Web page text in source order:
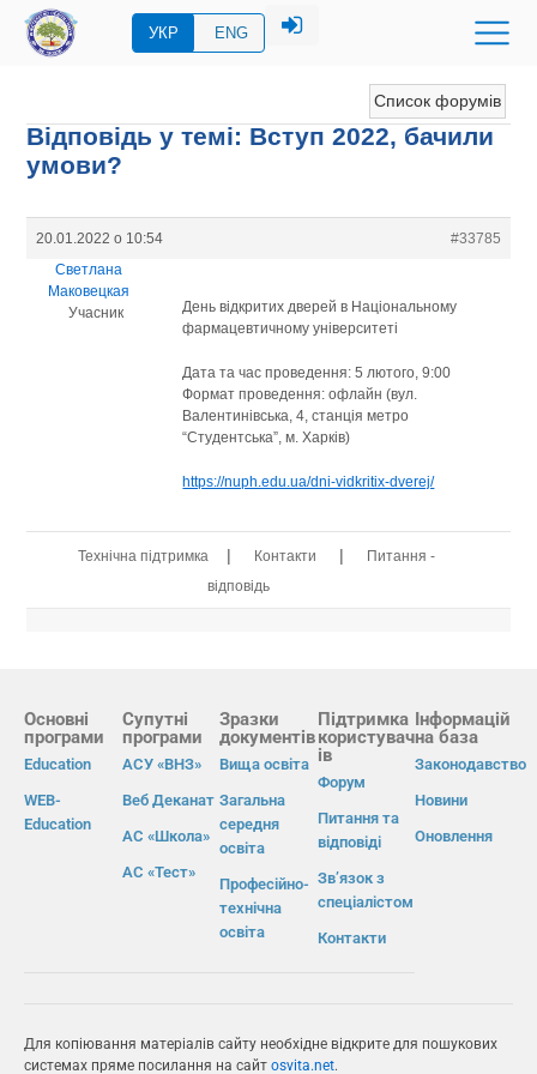
УКР ENG
Список форумів
Відповідь у темі: Вступ 2022, бачили
умови?
20.01.2022 о 10:54
#33785
Светлана
Маковецкая
Учасник
День відкритих дверей в Національному
фармацевтичному університеті
Дата та час проведення: 5 лютого, 9:00
Формат проведення: офлайн (вул.
Валентинівська, 4, станція метро
“Студентська”, м. Харків)
https://nuph.edu.ua/dni-vidkritix-dverej/
Технічна підтримка | Контакти |
Питання -
відповідь
Основні
програми
Education
WEB-
Education
Супутні
програми
АСУ «ВНЗ»
Веб Деканат
АС «Школа»
АС «Тест»
Зразки
документів
Вища освіта
Загальна
середня
освіта
Професійно-
технічна
освіта
Підтримка
користувач
ів
Форум
Питання та
відповіді
Зв’язок з
спеціалістом
Контакти
Інформацій
на база
Законодавство
Новини
Оновлення
Для копіювання матеріалів сайту необхідне відкрите для пошукових
системах пряме посилання на сайт osvita.net.